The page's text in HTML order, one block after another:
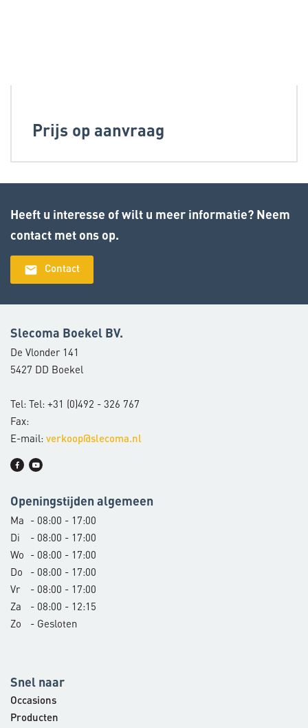
Prijs op aanvraag
Heeft u interesse of wilt u meer informatie? Neem
contact met ons op.
email Contact
Slecoma Boekel BV.
De Vlonder 141
5427 DD Boekel
Tel: Tel: +31 (0)492 - 326 767
Fax:
E-mail: verkoop@slecoma.nl
Openingstijden algemeen
Ma
- 08:00 - 17:00
Di
- 08:00 - 17:00
Wo
- 08:00 - 17:00
Do
- 08:00 - 17:00
Vr
- 08:00 - 17:00
Za
- 08:00 - 12:15
Zo
- Gesloten
Snel naar
Occasions
Producten